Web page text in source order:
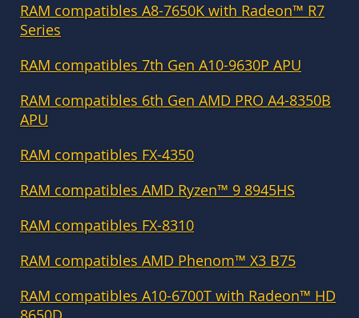
RAM compatibles A8-7650K with Radeon™ R7
Series
RAM compatibles 7th Gen A10-9630P APU
RAM compatibles 6th Gen AMD PRO A4-8350B
APU
RAM compatibles FX-4350
RAM compatibles AMD Ryzen™ 9 8945HS
RAM compatibles FX-8310
RAM compatibles AMD Phenom™ X3 B75
RAM compatibles A10-6700T with Radeon™ HD